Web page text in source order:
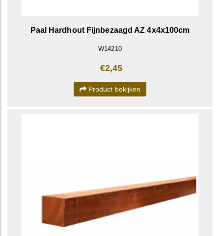
Paal Hardhout Fijnbezaagd AZ 4x4x100cm
W14210
€2,45
Product bekijken